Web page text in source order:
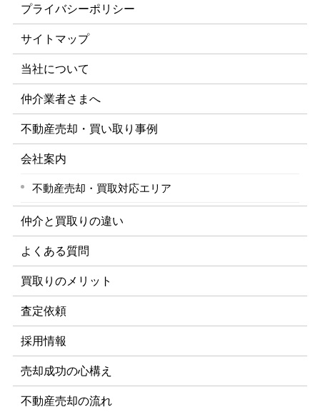
プライバシーポリシー
サイトマップ
当社について
仲介業者さまへ
不動産売却・買い取り事例
会社案内
不動産売却・買取対応エリア
仲介と買取りの違い
よくある質問
買取りのメリット
査定依頼
採用情報
売却成功の心構え
不動産売却の流れ